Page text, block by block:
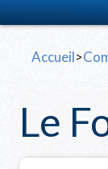
Accueil>
Le